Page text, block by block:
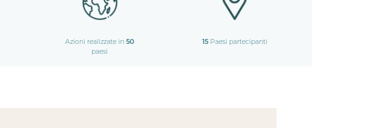
Azioni realizzate in50
paesi
15 Paesi partecipanti